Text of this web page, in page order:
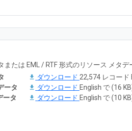
または EML / RTF 形式のリソース メタ
ダウンロード 22,574 レコード
ータ
ダウンロード English で (16
ータ
ダウンロード English で (10